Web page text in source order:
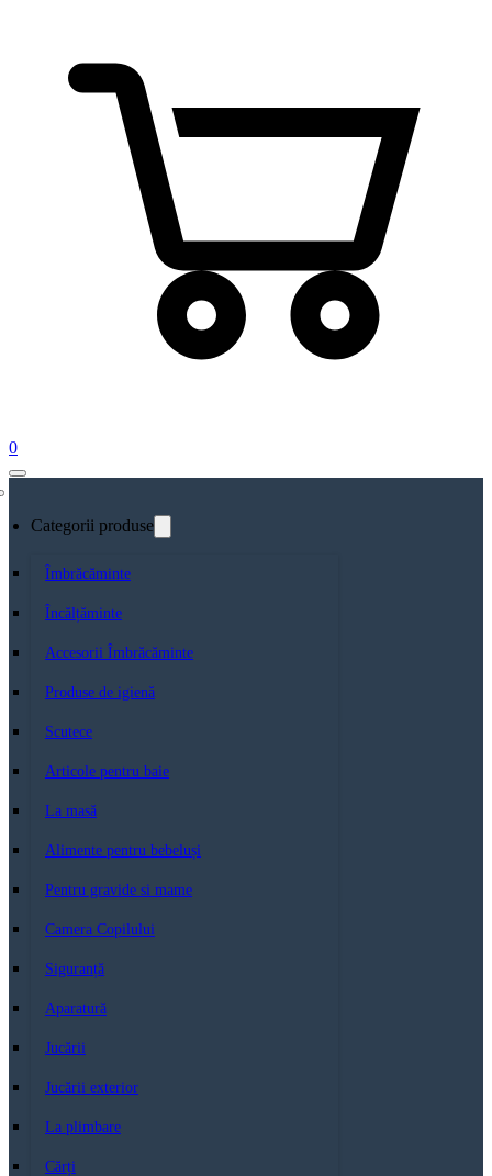
0
Categorii produse
Îmbrăcăminte
Încălțăminte
Accesorii Îmbrăcăminte
Produse de igienă
Scutece
Articole pentru baie
La masă
Alimente pentru bebeluși
Pentru gravide si mame
Camera Copilului
Siguranță
Aparatură
Jucării
Jucării exterior
La plimbare
Cărți